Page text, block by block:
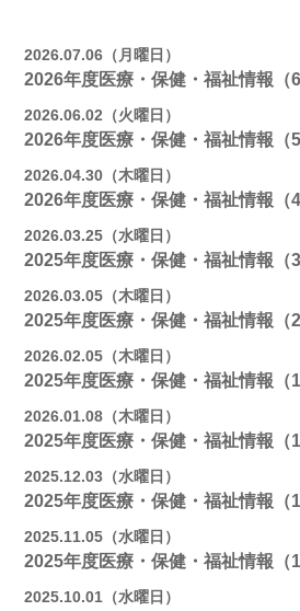
2026.07.06（月曜日）
2026年度医療・保健・福祉情報（6
2026.06.02（火曜日）
2026年度医療・保健・福祉情報（5
2026.04.30（木曜日）
2026年度医療・保健・福祉情報（4
2026.03.25（水曜日）
2025年度医療・保健・福祉情報（3
2026.03.05（木曜日）
2025年度医療・保健・福祉情報（2
2026.02.05（木曜日）
2025年度医療・保健・福祉情報（1
2026.01.08（木曜日）
2025年度医療・保健・福祉情報（
2025.12.03（水曜日）
2025年度医療・保健・福祉情報（
2025.11.05（水曜日）
2025年度医療・保健・福祉情報（
2025.10.01（水曜日）